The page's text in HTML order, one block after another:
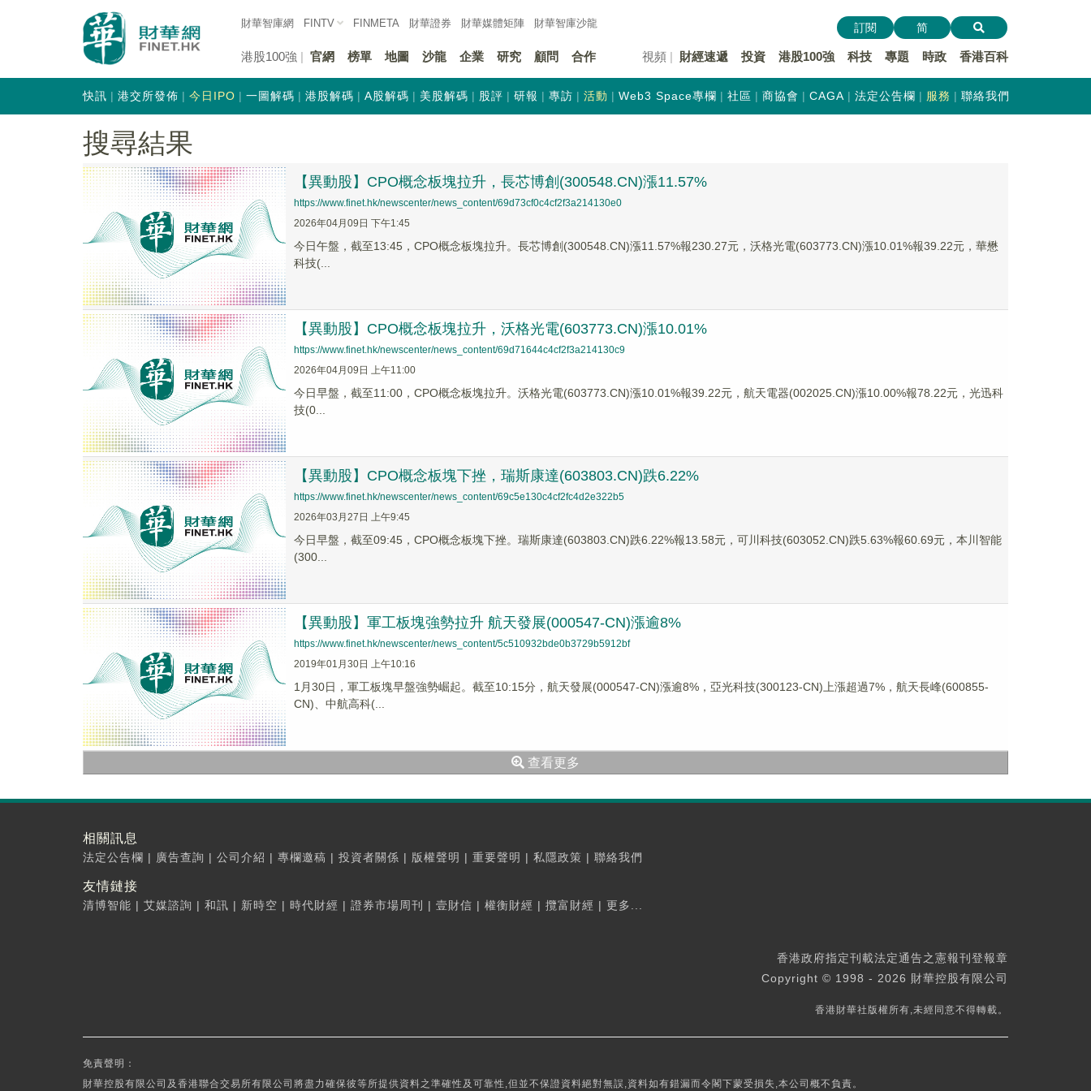
財華智庫網 FINTV FINMETA 財華證券 財華媒體矩陣 財華智庫沙龍
港股100強 官網 榜單 地圖 沙龍 企業 研究 顧問 合作 視頻 財經速遞 投資 港股100強 科技 專題 時政 香港百科
訂閱 简
快訊 港交所發佈 今日IPO 一圖解碼 港股解碼 A股解碼 美股解碼 股評 研報 專訪 活動 Web3 Space專欄 社區 商協會 CAGA 法定公告欄 服務 聯絡我們
搜尋結果
【異動股】CPO概念板塊拉升，長芯博創(300548.CN)漲11.57%
https://www.finet.hk/newscenter/news_content/69d73cf0c4cf2f3a214130e0
2026年04月09日 下午1:45
今日午盤，截至13:45，CPO概念板塊拉升。長芯博創(300548.CN)漲11.57%報230.27元，沃格光電(603773.CN)漲10.01%報39.22元，華懋
科技(...
【異動股】CPO概念板塊拉升，沃格光電(603773.CN)漲10.01%
https://www.finet.hk/newscenter/news_content/69d71644c4cf2f3a214130c9
2026年04月09日 上午11:00
今日早盤，截至11:00，CPO概念板塊拉升。沃格光電(603773.CN)漲10.01%報39.22元，航天電器(002025.CN)漲10.00%報78.22元，光迅科
技(0...
【異動股】CPO概念板塊下挫，瑞斯康達(603803.CN)跌6.22%
https://www.finet.hk/newscenter/news_content/69c5e130c4cf2fc4d2e322b5
2026年03月27日 上午9:45
今日早盤，截至09:45，CPO概念板塊下挫。瑞斯康達(603803.CN)跌6.22%報13.58元，可川科技(603052.CN)跌5.63%報60.69元，本川智能
(300...
【異動股】軍工板塊強勢拉升 航天發展(000547-CN)漲逾8%
https://www.finet.hk/newscenter/news_content/5c510932bde0b3729b5912bf
2019年01月30日 上午10:16
1月30日，軍工板塊早盤強勢崛起。截至10:15分，航天發展(000547-CN)漲逾8%，亞光科技(300123-CN)上漲超過7%，航天長峰(600855-
CN)、中航高科(...
查看更多
相關訊息
法定公告欄 | 廣告查詢 | 公司介紹 | 專欄邀稿 | 投資者關係 | 版權聲明 | 重要聲明 | 私隱政策 | 聯絡我們
友情鏈接
清博智能 | 艾媒諮詢 | 和訊 | 新時空 | 時代財經 | 證券市場周刊 | 壹財信 | 權衡財經 | 攬富財經 | 更多...
香港政府指定刊載法定通告之憲報刊登報章
Copyright © 1998 - 2026 財華控股有限公司
香港財華社版權所有,未經同意不得轉載。
免責聲明：
財華控股有限公司及香港聯合交易所有限公司將盡力確保彼等所提供資料之準確性及可靠性,但並不保證資料絕對無誤,資料如有錯漏而令閣下蒙受損失,本公司概不負責。